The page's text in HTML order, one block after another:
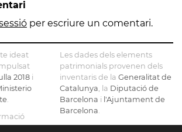
MARIA
per escriure un comentari.
ideat
impulsat
2018 i
Les dades dels elements
patrimonials provenen dels
inventaris de la Generalitat de
Catalunya , la Diputació de
Barcelona i l'Ajuntament de
Barcelona
El mapa base ha estat